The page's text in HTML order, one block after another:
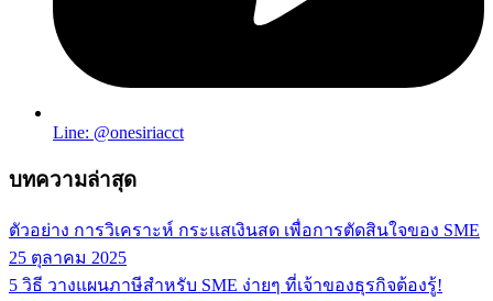
Line: @onesiriacct
บทความล่าสุด
ตัวอย่าง การวิเคราะห์ กระแสเงินสด เพื่อการตัดสินใจของ SME
25 ตุลาคม 2025
5 วิธี วางแผนภาษีสำหรับ SME ง่ายๆ ที่เจ้าของธุรกิจต้องรู้!